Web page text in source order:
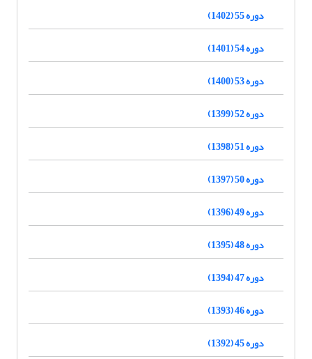
دوره 55 (1402)
دوره 54 (1401)
دوره 53 (1400)
دوره 52 (1399)
دوره 51 (1398)
دوره 50 (1397)
دوره 49 (1396)
دوره 48 (1395)
دوره 47 (1394)
دوره 46 (1393)
دوره 45 (1392)